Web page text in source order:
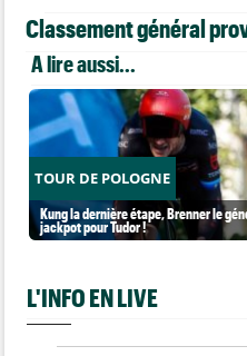
Classement général
A lire aussi...
TOUR DE POLOGNE
Kung la dernière étape, Brenner le
jackpot pour Tudor !
L'INFO EN LIVE